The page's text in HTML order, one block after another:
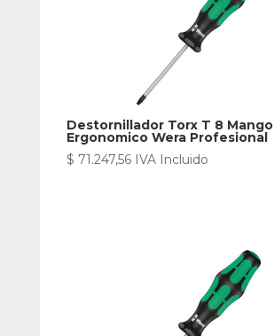
Destornillador Torx T 8 Mango
Ergonomico Wera Profesional
$ 71.247,56 IVA Incluido